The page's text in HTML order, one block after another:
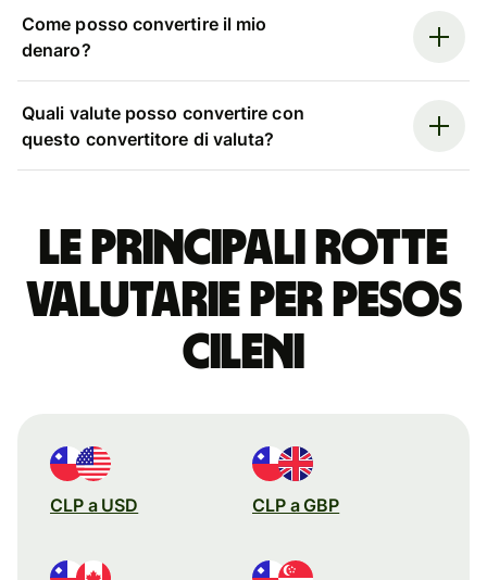
Come posso convertire il mio
denaro?
Quali valute posso convertire con
questo convertitore di valuta?
Le principali rotte
valutarie per pesos
cileni
CLP a USD CLP a GBP